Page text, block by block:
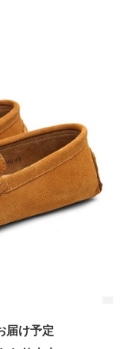
届け予定